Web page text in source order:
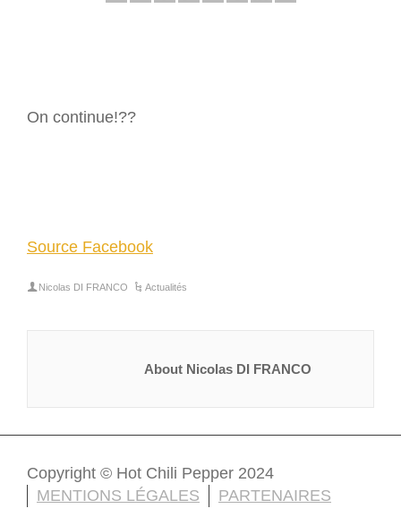
On continue!??
Source Facebook
Nicolas DI FRANCO Actualités
About Nicolas DI FRANCO
Copyright © Hot Chili Pepper 2024
MENTIONS LÉGALES
PARTENAIRES